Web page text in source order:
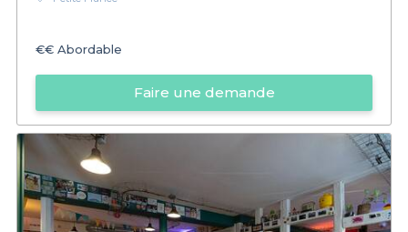
€€ Abordable
Faire une demande